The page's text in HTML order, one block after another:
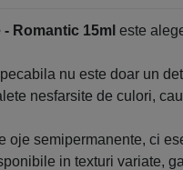
Romantic 15ml este
nu este doar un
nesfarsite de culori,
oje semipermanente, ci
in texturi variate,